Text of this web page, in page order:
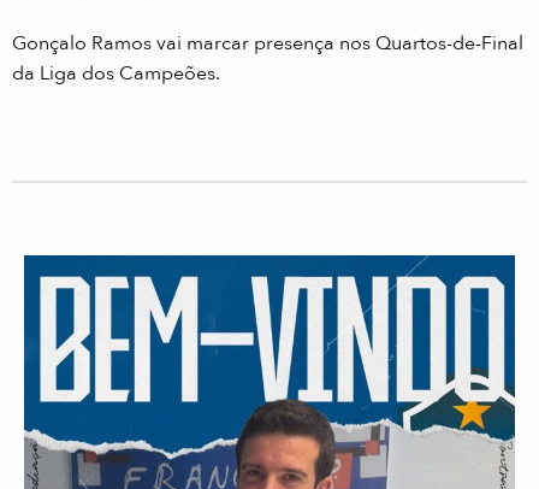
Gonçalo Ramos vai marcar presença nos Quartos-de-Final
da Liga dos Campeões.